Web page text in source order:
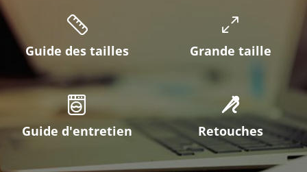
Guide des tailles Grande taille
Guide d'entretien Retouches